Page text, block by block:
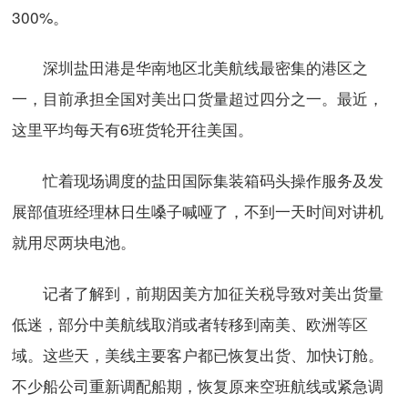
300%。
深圳盐田港是华南地区北美航线最密集的港区之
一，目前承担全国对美出口货量超过四分之一。最近，
这里平均每天有6班货轮开往美国。
忙着现场调度的盐田国际集装箱码头操作服务及发
展部值班经理林日生嗓子喊哑了，不到一天时间对讲机
就用尽两块电池。
记者了解到，前期因美方加征关税导致对美出货量
低迷，部分中美航线取消或者转移到南美、欧洲等区
域。这些天，美线主要客户都已恢复出货、加快订舱。
不少船公司重新调配船期，恢复原来空班航线或紧急调